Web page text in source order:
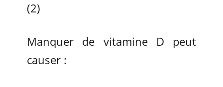
(2)
Manquer de vitamine D peut
causer :